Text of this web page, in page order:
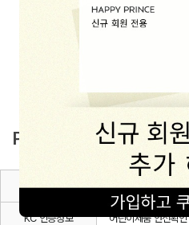
PRODUCT INFO
품명 및 모델명 뉴 홀리 여름 양말
KC 인증정보 어린이제품 안전확인